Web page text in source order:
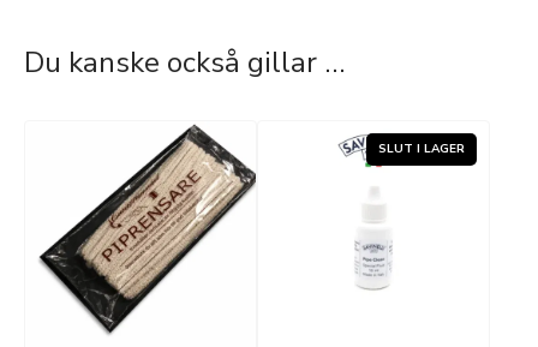
Du kanske också gillar …